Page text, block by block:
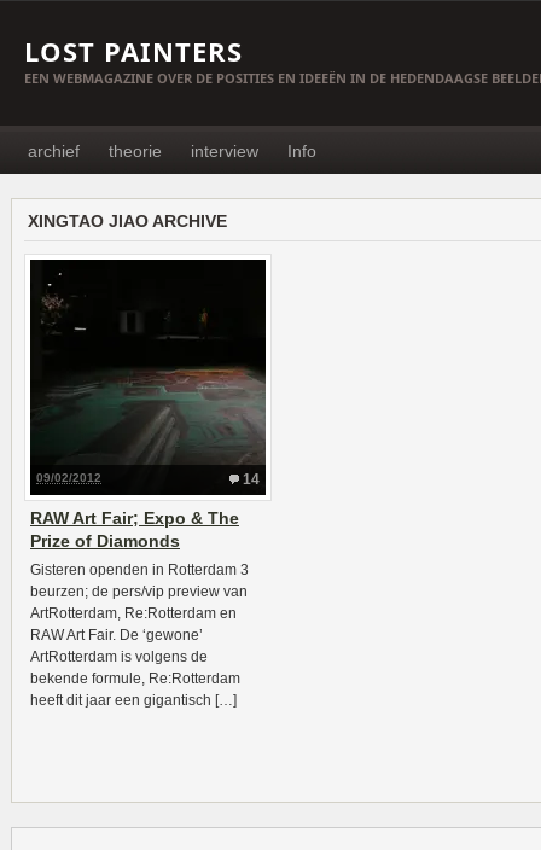
LOST PAINTERS
EEN WEBMAGAZINE OVER DE POSITIES EN IDEEËN IN DE HEDENDAAGSE
archief theorie interview Info
XINGTAO JIAO ARCHIVE
14
09/02/2012
RAW Art Fair; Expo & The
Prize of Diamonds
Gisteren openden in Rotterdam 3
beurzen; de pers/vip preview van
ArtRotterdam, Re:Rotterdam en
RAW Art Fair. De ‘gewone’
ArtRotterdam is volgens de
bekende formule, Re:Rotterdam
heeft dit jaar een gigantisch […]